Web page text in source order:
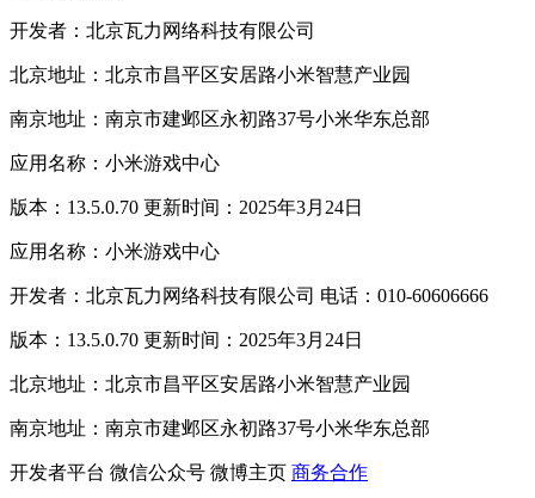
开发者：北京瓦力网络科技有限公司
北京地址：北京市昌平区安居路小米智慧产业园
南京地址：南京市建邺区永初路37号小米华东总部
应用名称：小米游戏中心
版本：13.5.0.70 更新时间：2025年3月24日
应用名称：小米游戏中心
开发者：北京瓦力网络科技有限公司 电话：010-60606666
版本：13.5.0.70 更新时间：2025年3月24日
北京地址：北京市昌平区安居路小米智慧产业园
南京地址：南京市建邺区永初路37号小米华东总部
开发者平台 微信公众号 微博主页 商务合作